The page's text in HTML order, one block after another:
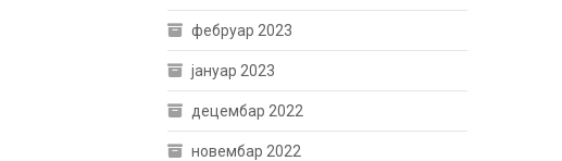
фебруар 2023
јануар 2023
децембар 2022
новембар 2022